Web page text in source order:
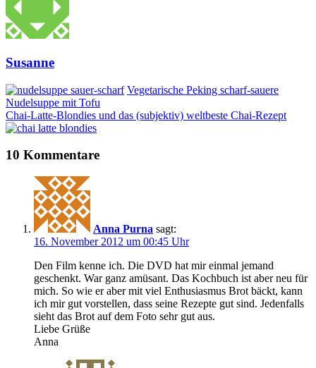
Susanne
Vegetarische Peking scharf-sauere
Nudelsuppe mit Tofu
Chai-Latte-Blondies und das (subjektiv) weltbeste Chai-Rezept
10 Kommentare
Anna Purna sagt:
16. November 2012 um 00:45 Uhr
Den Film kenne ich. Die DVD hat mir einmal jemand
geschenkt. War ganz amüsant. Das Kochbuch ist aber neu für
mich. So wie er aber mit viel Enthusiasmus Brot bäckt, kann
ich mir gut vorstellen, dass seine Rezepte gut sind. Jedenfalls
sieht das Brot auf dem Foto sehr gut aus.
Liebe Grüße
Anna